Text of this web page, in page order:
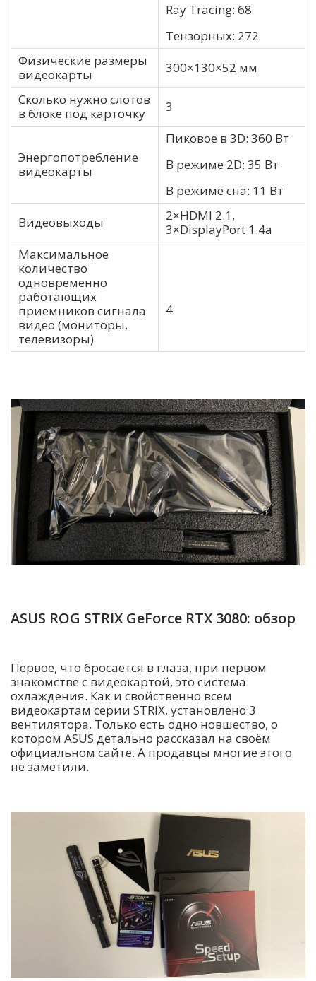
Ray Tracing: 68
Тензорных: 272
Физические размеры
видеокарты
300×130×52 мм
Сколько нужно слотов
в блоке под карточку
3
Энергопотребление
видеокарты
Пиковое в 3D: 360 Вт
В режиме 2D: 35 Вт
В режиме сна: 11 Вт
Видеовыходы
2×HDMI 2.1,
3×DisplayPort 1.4a
Максимальное
количество
одновременно
работающих
приемников сигнала
видео (мониторы,
телевизоры)
4
ASUS ROG STRIX GeForce RTX 3080: обзор
Первое, что бросается в глаза, при первом
знакомстве с видеокартой, это система
охлаждения. Как и свойственно всем
видеокартам серии STRIX, установлено 3
вентилятора. Только есть одно новшество, о
котором ASUS детально рассказал на своём
официальном сайте. А продавцы многие этого
не заметили.